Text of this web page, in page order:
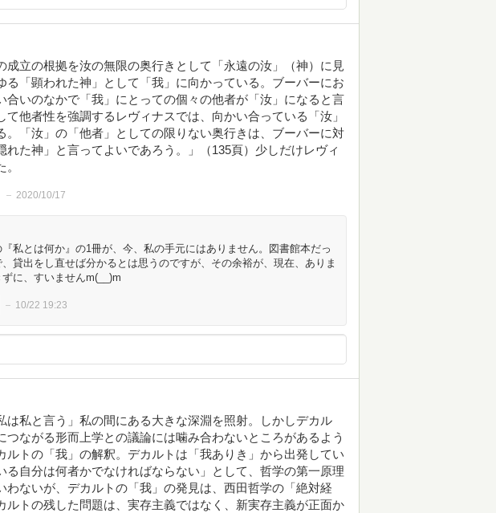
成立の根拠を汝の無限の奥行きとして「永遠の汝」（神）に見
る「顕われた神」として「我」に向かっている。ブーバーにお
合いのなかで「我」にとっての個々の他者が「汝」になると言
て他者性を強調するレヴィナスでは、向かい合っている「汝」
。「汝」の「他者」としての限りない奥行きは、ブーバーに対
れた神」と言ってよいであろう。」（135頁）少しだけレヴィ
2020/10/17
私とは何か』の1冊が、今、私の手元にはありません。図書館本だっ
貸出をし直せば分かるとは思うのですが、その余裕が、現在、ありま
に、すいませんm(__)m
10/22 19:23
は私と言う」私の間にある大きな深淵を照射。しかしデカル
つながる形而上学との議論には噛み合わないところがあるよう
ルトの「我」の解釈。デカルトは「我ありき」から出発してい
る自分は何者かでなければならない」として、哲学の第一原理
わないが、デカルトの「我」の発見は、西田哲学の「絶対経
ルトの残した問題は、実存主義ではなく、新実存主義が正面か